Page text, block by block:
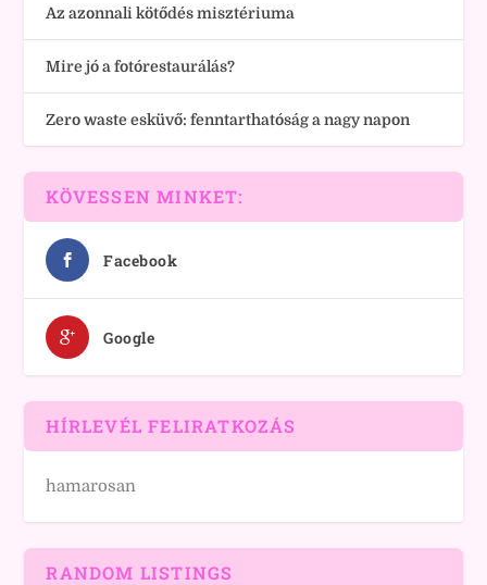
Az azonnali kötődés misztériuma
Mire jó a fotórestaurálás?
Zero waste esküvő: fenntarthatóság a nagy napon
KÖVESSEN MINKET:
Facebook
Google
HÍRLEVÉL FELIRATKOZÁS
hamarosan
RANDOM LISTINGS